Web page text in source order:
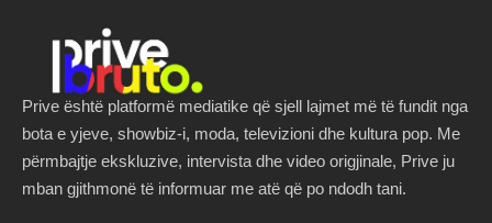
Prive është platformë mediatike që sjell lajmet më të fundit nga
bota e yjeve, showbiz-i, moda, televizioni dhe kultura pop. Me
përmbajtje ekskluzive, intervista dhe video origjinale, Prive ju
mban gjithmonë të informuar me atë që po ndodh tani.